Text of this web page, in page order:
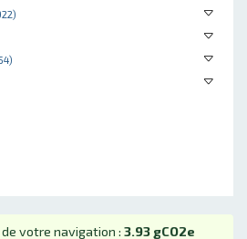
votre navigation : 3.93 gCO2e